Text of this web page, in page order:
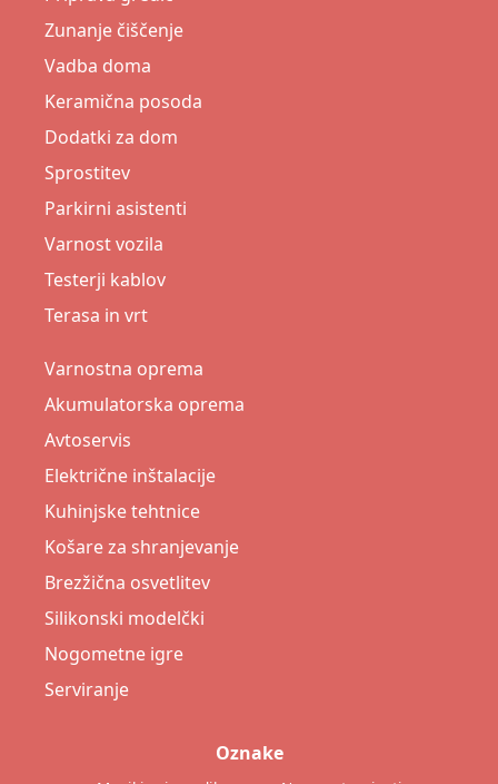
Zunanje čiščenje
Vadba doma
Keramična posoda
Dodatki za dom
Sprostitev
Parkirni asistenti
Varnost vozila
Testerji kablov
Terasa in vrt
Varnostna oprema
Akumulatorska oprema
Avtoservis
Električne inštalacije
Kuhinjske tehtnice
Košare za shranjevanje
Brezžična osvetlitev
Silikonski modelčki
Nogometne igre
Serviranje
Oznake